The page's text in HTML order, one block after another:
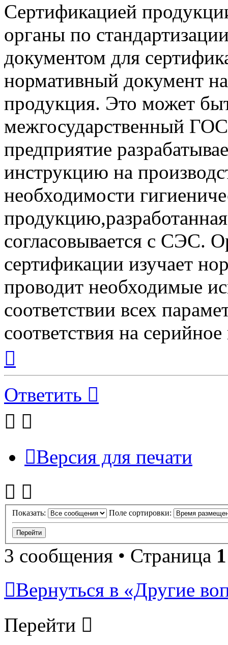
Сертификацией
органы по
документом для
нормативный документ
продукция. Это может
межгосударственный
предприятие
инструкцию на
необходимости
согласовывается с СЭС.
сертификации изучает
проводит необходимые
соответствии всех
соответствия на
началу
Ответить
Версия для печати
Показать: Поле сортировки:
3 сообщения • Страница 1
Вернуться в «Другие
Перейти